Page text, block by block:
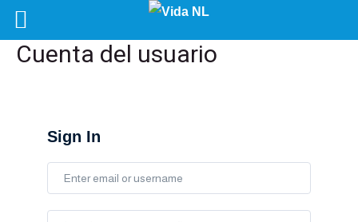
Cuenta del usuario
Sign In